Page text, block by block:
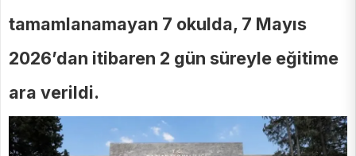
tamamlanamayan 7 okulda, 7 Mayıs
2026’dan itibaren 2 gün süreyle eğitime
ara verildi.